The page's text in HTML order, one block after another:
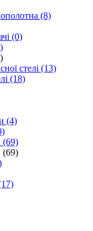
(8)
(0)
стелі (13)
(18)
(4)
(69)
(69)